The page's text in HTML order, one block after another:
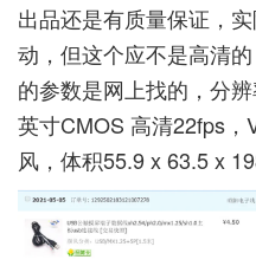
出品还是有质量保证，
动，但这个应不是高清
的参数是网上找的，分
英寸CMOS 高清22fps
风，体积55.9 x 63.5 x